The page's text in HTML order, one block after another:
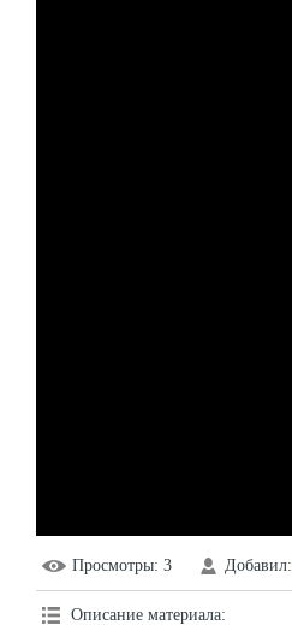
Просмотры: 3 Добавил:
Описание материала: